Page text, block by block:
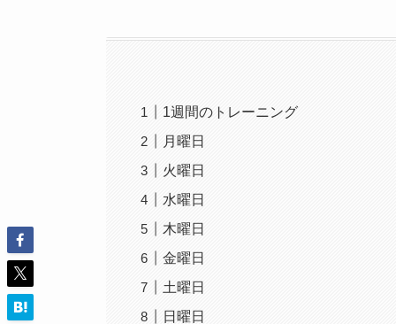
1週間のトレーニング
月曜日
火曜日
水曜日
木曜日
金曜日
土曜日
日曜日